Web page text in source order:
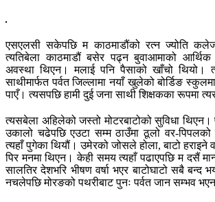
एसएलसी सकेपछि म काठमाडौंको रत्न ज्योति
त्यतिबेला काठमाडौं बसेर पढ्न बुवाआमाको
अवस्था थिएन। मलाई पनि पैसाको खाँचो थियो।
साथीमार्फत पर्वत जिल्लामा नयाँ खुलेको बोर्डिङ
पाएँ। त्यसपछि हामी दुई जना साथी शिक्षकका रूपमा
त्यसबेला अहिलेको जस्तो मोटरबाटोको सुविधा थिएन।
उकालो चढेपछि एउटा सम्म ठाउँमा ठूलो वर-पिपलको
त्यहाँ पुगेका थियौं। उमेरको जोसले होला, बाटो
पिर मनमा थिएन। केही समय त्यहाँ पढाएपछि म दसैं
सालतिर देशभरि भीषण वर्षा भएर बाटोघाटो सबै बन्द
नचलेपछि मोरङको पथरीबाट पुनः पर्वत जान सम्भव